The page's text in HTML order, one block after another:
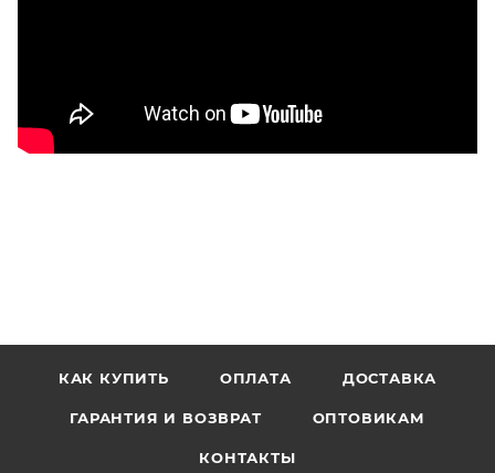
КАК КУПИТЬ ОПЛАТА ДОСТАВКА
ГАРАНТИЯ И ВОЗВРАТ ОПТОВИКАМ
КОНТАКТЫ